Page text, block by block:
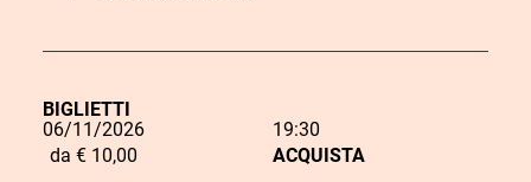
BIGLIETTI
L
06/11/2026
19:30
da € 10,00
ACQUISTA